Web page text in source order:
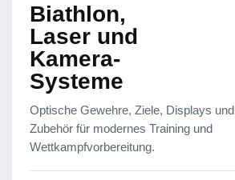
Biathlon,
Laser und
Kamera-
Systeme
Optische Gewehre, Ziele, Displays und
Zubehör für modernes Training und
Wettkampfvorbereitung.